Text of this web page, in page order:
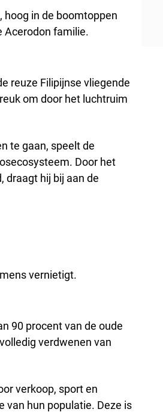
hoog in de boomtoppen
Acerodon familie.
reuze Filipijnse vliegende
om door het luchtruim
te gaan, speelt de
Door het
draagt hij bij aan de
vernietigt.
90 procent van de oude
verdwenen van
verkoop, sport en
van hun populatie. Deze is